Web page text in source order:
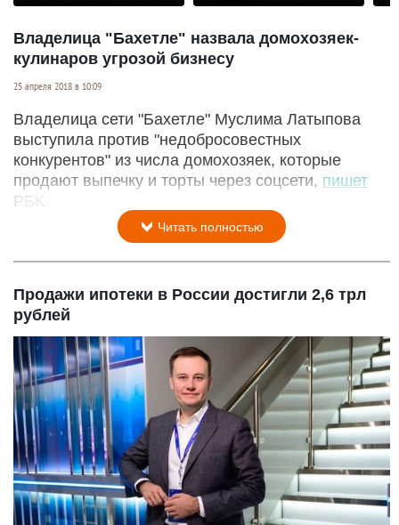
Владелица "Бахетле" назвала домохозяек-
кулинаров угрозой бизнесу
25 апреля 2018 в 10:09
Владелица сети "Бахетле" Муслима Латыпова
выступила против "недобросовестных
конкурентов" из числа домохозяек, которые
продают выпечку и торты через соцсети, пишет
РБК.
Читать полностью
Продажи ипотеки в России достигли 2,6 трл
рублей